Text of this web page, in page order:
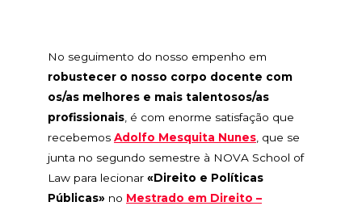
No seguimento do nosso empenho em
robustecer o nosso corpo docente com
os/as melhores e mais talentosos/as
profissionais , é com enorme satisfação que
recebemos Adolfo Mesquita Nunes , que se
junta no segundo semestre à NOVA School of
Law para lecionar «Direito e Políticas
Públicas» no Mestrado em Direito –